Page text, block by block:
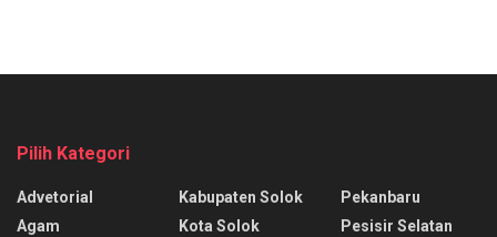
Pilih Kategori
Advetorial
Agam
Kabupaten Solok
Kota Solok
Pekanbaru
Pesisir Selatan